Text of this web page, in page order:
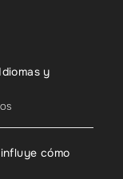
y
cómo